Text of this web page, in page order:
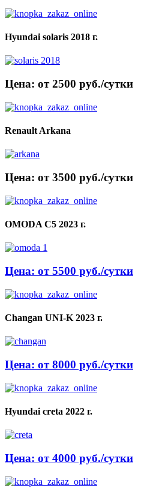
Hyundai solaris 2018 г.
Цена: от 2500 руб./сутки
Renault Arkana
Цена: от 3500 руб./сутки
OMODA C5 2023 г.
Цена: от 5500 руб./сутки
Changan UNI-K 2023 г.
Цена: от 8000 руб./сутки
Hyundai creta 2022 г.
Цена: от 4000 руб./сутки